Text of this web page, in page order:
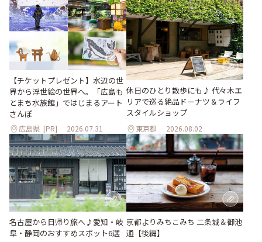
【チケットプレゼント】水辺の世
界から浮世絵の世界へ。「広島も
とまち水族館」ではじまるアート
さんぽ
広島県 [PR] 2026.07.31
休日のひとり散歩にも♪ 代々木エ
リアで巡る絶品ドーナツ＆ライフ
スタイルショップ
東京都 2026.08.02
名古屋から日帰り旅へ♪愛知・岐
阜・静岡のおすすめスポット6選
京都よりみちこみち 二条城＆御池
通【後編】